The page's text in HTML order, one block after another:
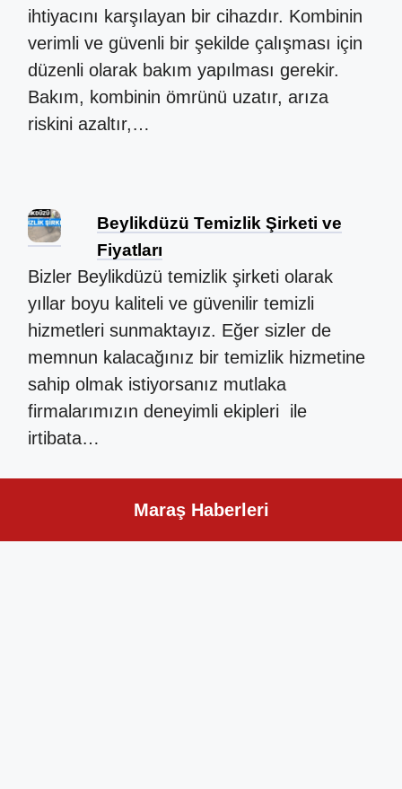
ihtiyacını karşılayan bir cihazdır. Kombinin
verimli ve güvenli bir şekilde çalışması için
düzenli olarak bakım yapılması gerekir.
Bakım, kombinin ömrünü uzatır, arıza
riskini azaltır,…
Beylikdüzü Temizlik Şirketi ve
Fiyatları
Bizler Beylikdüzü temizlik şirketi olarak
yıllar boyu kaliteli ve güvenilir temizli
hizmetleri sunmaktayız. Eğer sizler de
memnun kalacağınız bir temizlik hizmetine
sahip olmak istiyorsanız mutlaka
firmalarımızın deneyimli ekipleri ile
irtibata…
Maraş Haberleri